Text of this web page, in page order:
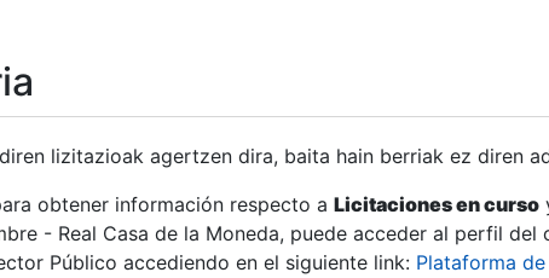
lizitazioak agertzen dira, baita hain berriak ez diren
obtener información respecto a Licitaciones en curso
- Real Casa de la Moneda, puede acceder al perfil del
Público accediendo en el siguiente link: Plataforma